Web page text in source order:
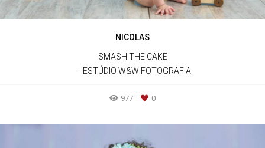
NICOLAS
SMASH THE CAKE
ESTÚDIO W&W FOTOGRAFIA
977 0